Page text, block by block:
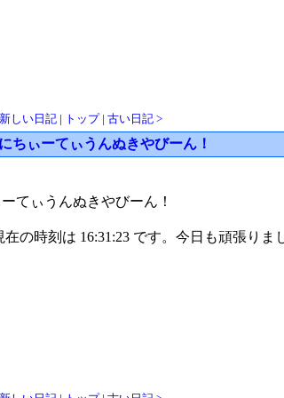
しい日記| トップ| 古い日記 >
ちぃーてぃうんぬきやびーん！
てぃうんぬきやびーん！
の時刻は 16:31:23 です。今日も頑張りま